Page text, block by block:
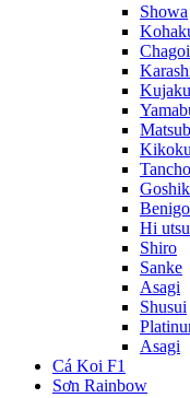
Showa
Chagoi
Kujaku
Tancho
Hi
Shiro
Sanke
Asagi
Shusui
Asagi
Cá Koi F1
Sơn Rainbow